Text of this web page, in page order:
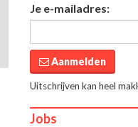
Je e-mailadres:
Aanmelden
Uitschrijven kan heel
Jobs